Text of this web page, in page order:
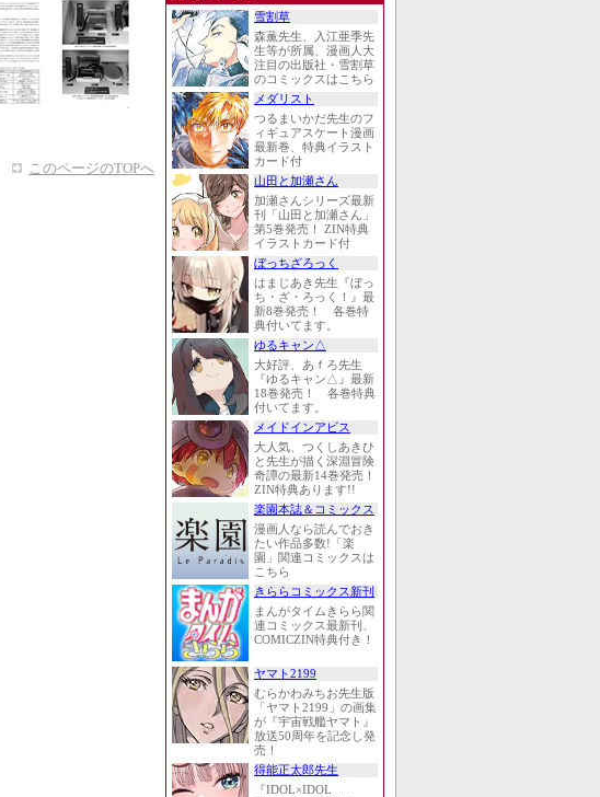
このページのTOPへ
雪割草
森薫先生、入江亜季先
生等が所属、漫画人大
注目の出版社・雪割草
のコミックスはこちら
メダリスト
つるまいかだ先生のフ
ィギュアスケート漫画
最新巻、特典イラスト
カード付
山田と加瀬さん
加瀬さんシリーズ最新
刊「山田と加瀬さん」
第5巻発売！ ZIN特典
イラストカード付
ぼっちざろっく
はまじあき先生『ぼっ
ち・ざ・ろっく！』最
新8巻発売！ 各巻特
典付いてます。
ゆるキャン△
大好評、あｆろ先生
『ゆるキャン△』最新
18巻発売！ 各巻特典
付いてます。
メイドインアビス
大人気、つくしあきひ
と先生が描く深淵冒険
奇譚の最新14巻発売！
ZIN特典あります!!
楽園本誌＆コミックス
漫画人なら読んでおき
たい作品多数!「楽
園」関連コミックスは
こちら
きららコミックス新刊
まんがタイムきらら関
連コミックス最新刊、
COMICZIN特典付き！
ヤマト2199
むらかわみちお先生版
「ヤマト2199」の画集
が『宇宙戦艦ヤマト』
放送50周年を記念し発
売！
得能正太郎先生
『IDOL×IDOL